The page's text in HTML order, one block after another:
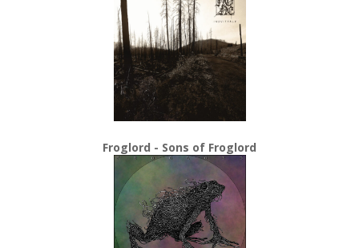
Froglord - Sons of Froglord